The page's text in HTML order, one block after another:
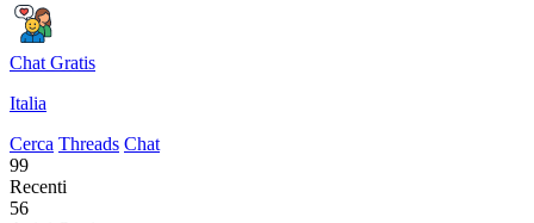
Chat Gratis
Italia
Cerca Threads Chat
99
Recenti
56